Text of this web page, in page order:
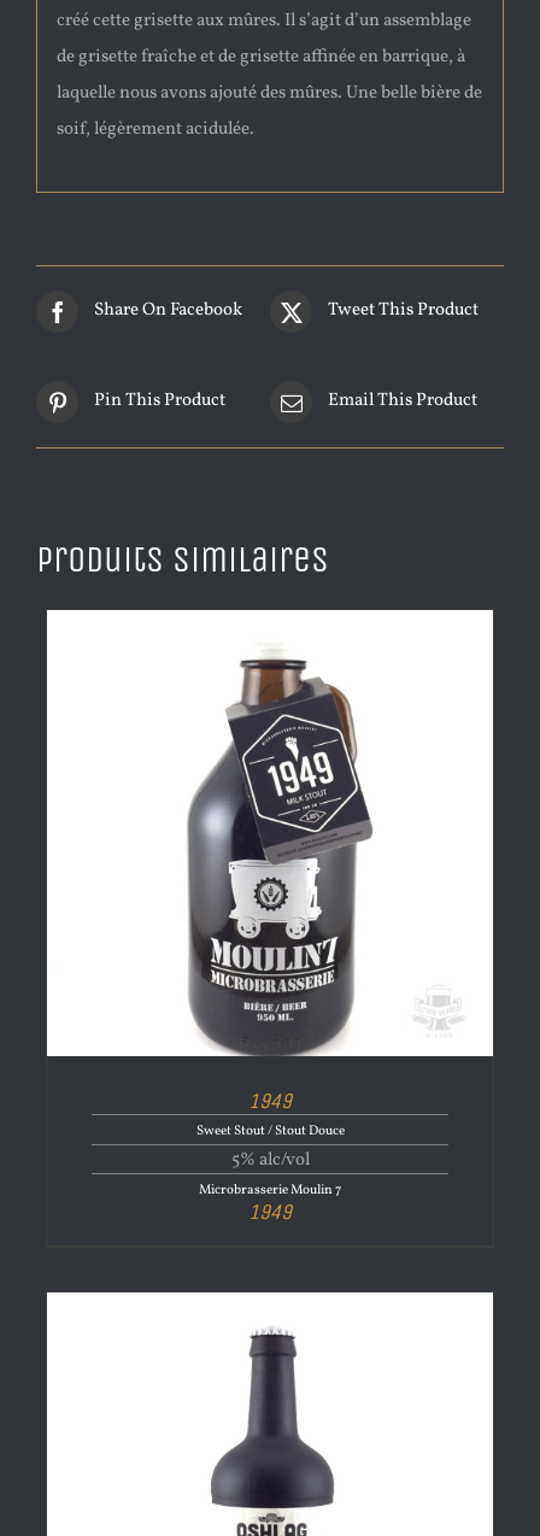
créé cette grisette aux mûres. Il s’agit d’un assemblage
de grisette fraîche et de grisette affinée en barrique, à
laquelle nous avons ajouté des mûres. Une belle bière de
soif, légèrement acidulée.
Share On Facebook Tweet This Product
Pin This Product Email This Product
Produits similaires
1949
Sweet Stout / Stout Douce
5% alc/vol
Microbrasserie Moulin 7
1949